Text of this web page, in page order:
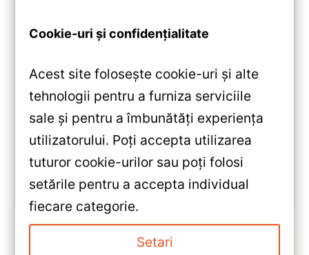
Navigație Auto Teyes CC3 Lexus RX
Detaliată, Testare & Recomandări
Teyes CC3 pentru Lexus RX (2015-2022): Android
10, ecran QLED 10.2″, Octa-core 1.8GHz, 4+32GB,
DSP și conectivitate wireless pentru o experiență
multimedia completă.
Vezi review!
Cookie-uri și confidențialitate
Acest site folosește cookie-uri și alte
tehnologii pentru a furniza serviciile
sale și pentru a îmbunătăți experiența
utilizatorului. Poți accepta utilizarea
tuturor cookie-urilor sau poți folosi
setările pentru a accepta individual
fiecare categorie.
Setari